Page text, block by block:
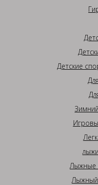
Детские
Лыжные
Лыжный